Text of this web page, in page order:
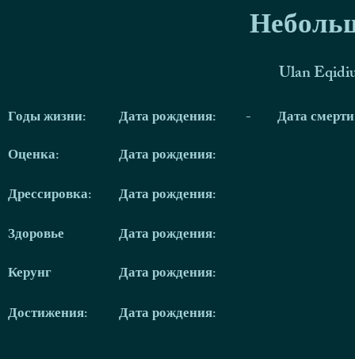
Ulan
Годы жизни:
Оценка:
Дрессировка:
Здоровье
Керунг
Достижения:
Дата рождения: -
Дата
Дата рождения:
Дата рождения:
Дата рождения:
Дата рождения:
Дата рождения: